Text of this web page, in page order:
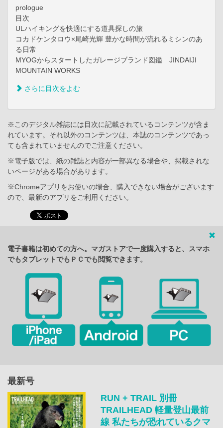
prologue
目次
ULハイキングを快適にする道具探しの旅
コカドケンタロウ×尾崎光輝 豊かな時間が流れるミシンのあ
る日常
MYOGからスタートしたガレージブランド図鑑 JINDAIJI
MOUNTAIN WORKS
さらに目次をよむ
※このデジタル雑誌には目次に記載されているコンテンツが含ま
れています。それ以外のコンテンツは、本誌のコンテンツであっ
ても含まれていませんのでご注意ください。
※電子版では、紙の雑誌と内容が一部異なる場合や、掲載されな
いページがある場合があります。
※Chromeアプリをお使いの場合、購入できない場合がございます
ので、最新のアプリをご利用ください。
電子書籍は初めての方へ。マガストアで一度購入すると、スマホ
でもタブレットでもＰＣでも閲覧できます。
最新号
RUN + TRAIL 別冊
TRAILHEAD 軽量登山最前
線 私たちが恐れているクマ